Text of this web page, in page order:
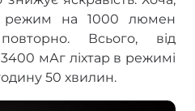
режим на 1000 люмен
Всього, від
мАг ліхтар в режимі
50 хвилин.